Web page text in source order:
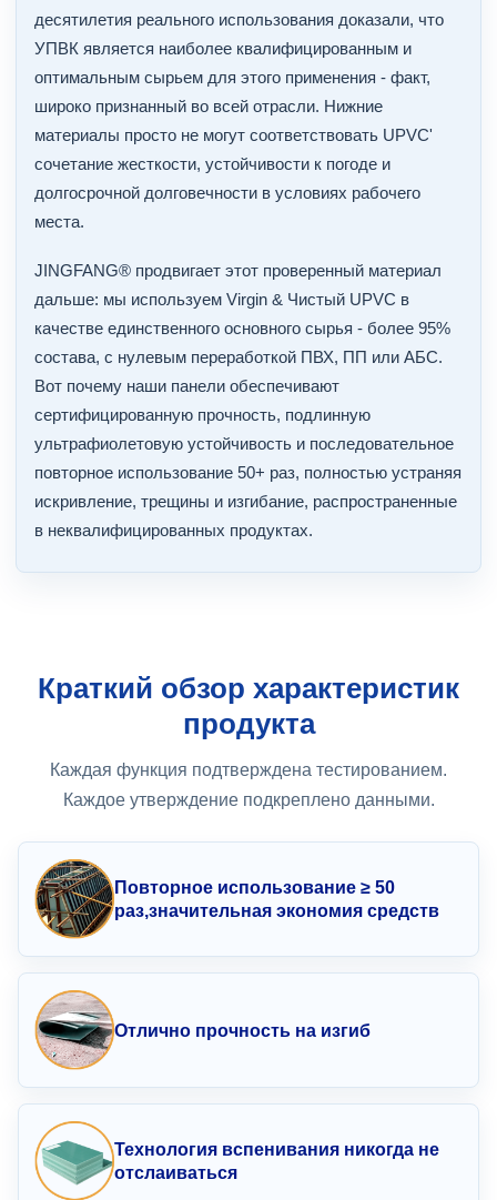
десятилетия реального использования доказали, что
УПВК является наиболее квалифицированным и
оптимальным сырьем для этого применения - факт,
широко признанный во всей отрасли. Нижние
материалы просто не могут соответствовать UPVC'
сочетание жесткости, устойчивости к погоде и
долгосрочной долговечности в условиях рабочего
места.
JINGFANG® продвигает этот проверенный материал
дальше: мы используем Virgin & Чистый UPVC в
качестве единственного основного сырья - более 95%
состава, с нулевым переработкой ПВХ, ПП или АБС.
Вот почему наши панели обеспечивают
сертифицированную прочность, подлинную
ультрафиолетовую устойчивость и последовательное
повторное использование 50+ раз, полностью устраняя
искривление, трещины и изгибание, распространенные
в неквалифицированных продуктах.
Краткий обзор характеристик
продукта
Каждая функция подтверждена тестированием.
Каждое утверждение подкреплено данными.
Повторное использование ≥ 50
раз,значительная экономия средств
Отлично прочность на изгиб
Технология вспенивания никогда не
отслаиваться